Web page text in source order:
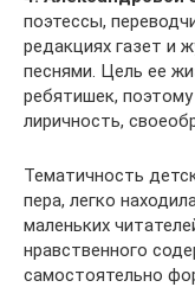
поэтессы,
редакциях газет и
песнями. Цель ее
ребятишек,
лиричность,
Тематичность
пера, легко
маленьких
нравственного
самостоятельно